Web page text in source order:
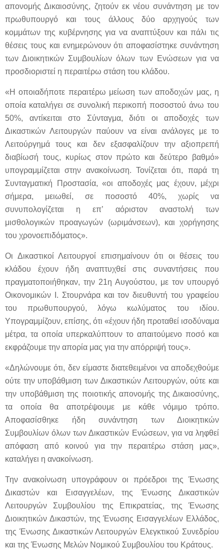
απονομής Δικαιοσύνης, ζητούν εκ νέου συνάντηση με τον
πρωθυπουργό και τους άλλους δύο αρχηγούς των
κομμάτων της κυβέρνησης για να αναπτύξουν και πάλι τις
θέσεις τους και ενημερώνουν ότι αποφασίστηκε συνάντηση
των Διοικητικών Συμβουλίων όλων των Ενώσεων για να
προσδιοριστεί η περαιτέρω στάση του κλάδου.
«Η οποιαδήποτε περαιτέρω μείωση των αποδοχών μας, η
οποία καταλήγει σε συνολική περικοπή ποσοστού άνω του
50%, αντίκειται στο Σύνταγμα, διότι οι αποδοχές των
Δικαστικών Λειτουργών παύουν να είναι ανάλογες με το
Λειτούργημά τους και δεν εξασφαλίζουν την αξιοπρεπή
διαβίωσή τους, κυρίως στον πρώτο και δεύτερο βαθμό»
υπογραμμίζεται στην ανακοίνωση. Τονίζεται ότι, παρά τη
Συνταγματική Προστασία, «οι αποδοχές μας έχουν, μέχρι
σήμερα, μειωθεί, σε ποσοστό 40%, χωρίς να
συνυπολογίζεται η επ’ αόριστον αναστολή των
μισθολογικών προαγωγών (ωριμάνσεων), και χορήγησης
του χρονοεπιδόματος».
Οι Δικαστικοί Λειτουργοί επισημαίνουν ότι οι θέσεις του
κλάδου έχουν ήδη αναπτυχθεί στις συναντήσεις που
πραγματοποιήθηκαν, την 21η Αυγούστου, με τον υπουργό
Οικονομικών Ι. Στουρνάρα και τον διευθυντή του γραφείου
του πρωθυπουργού, λόγω κωλύματος του ιδίου.
Υπογραμμίζουν, επίσης, ότι «έχουν ήδη προταθεί ισοδύναμα
μέτρα, τα οποία υπερκαλύπτουν το απαιτούμενο ποσό και
εκφράζουμε την απορία μας για την απόρριψή τους».
«Δηλώνουμε ότι, δεν είμαστε διατεθειμένοι να αποδεχθούμε
ούτε την υποβάθμιση των Δικαστικών Λειτουργών, ούτε και
την υποβάθμιση της ποιοτικής απονομής της Δικαιοσύνης,
τα οποία θα αποτρέψουμε με κάθε νόμιμο τρόπο.
Αποφασίσθηκε ήδη συνάντηση των Διοικητικών
Συμβουλίων όλων των Δικαστικών Ενώσεων, για να ληφθεί
απόφαση από κοινού για την περαιτέρω στάση μας»,
καταλήγει η ανακοίνωση.
Την ανακοίνωση υπογράφουν οι πρόεδροι της Ένωσης
Δικαστών και Εισαγγελέων, της Ένωσης Δικαστικών
Λειτουργών Συμβουλίου της Επικρατείας, της Ένωσης
Διοικητικών Δικαστών, της Ένωσης Εισαγγελέων Ελλάδος,
της Ένωσης Δικαστικών Λειτουργών Ελεγκτικού Συνεδρίου
και της Ένωσης Μελών Νομικού Συμβουλίου του Κράτους.